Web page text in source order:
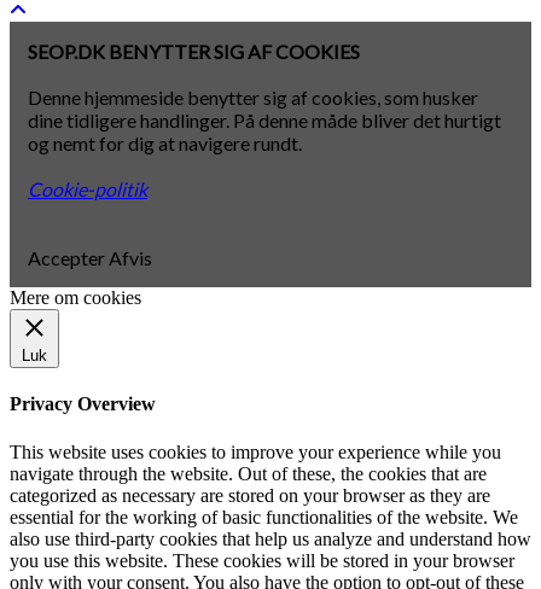
SEOP.DK BENYTTER SIG AF COOKIES
Denne hjemmeside benytter sig af cookies, som husker
dine tidligere handlinger. På denne måde bliver det hurtigt
og nemt for dig at navigere rundt.
Cookie-politik
AccepterAfvis
Mere om cookies
Luk
Privacy Overview
This website uses cookies to improve your experience while you
navigate through the website. Out of these, the cookies that are
categorized as necessary are stored on your browser as they are
essential for the working of basic functionalities of the website. We
also use third-party cookies that help us analyze and understand how
you use this website. These cookies will be stored in your browser
only with your consent. You also have the option to opt-out of these